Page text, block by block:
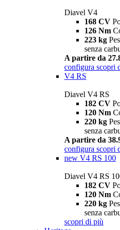
Diavel V4
168 CV
126 Nm
223 kg
senza
A partire da
configura scopri
V4 RS
Diavel V4 RS
182 CV
120 Nm
220 kg
senza
A partire da
configura scopri
new V4 RS 100
Diavel V4 RS
182 CV
120 Nm
220 kg
senza
scopri di più